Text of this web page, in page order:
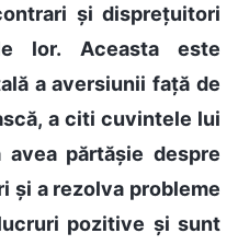
și disprețuitori
lor. Aceasta este
a aversiunii față de
a citi cuvintele lui
avea părtășie despre
și a rezolva probleme
pozitive și sunt